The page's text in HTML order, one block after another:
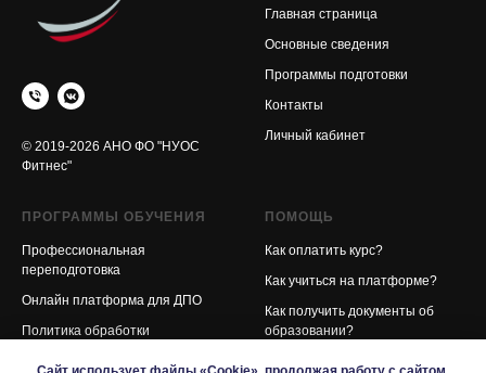
© 2019-2026 АНО ФО "НУОС
Фитнес"
Главная страница
Основные сведения
Программы подготовки
Контакты
Личный кабинет
ПРОГРАММЫ ОБУЧЕНИЯ
Профессиональная
переподготовка
Онлайн платформа для ДПО
Политика обработки
ПОМОЩЬ
Как оплатить курс?
Как учиться на платформе?
Как получить документы об
образовании?